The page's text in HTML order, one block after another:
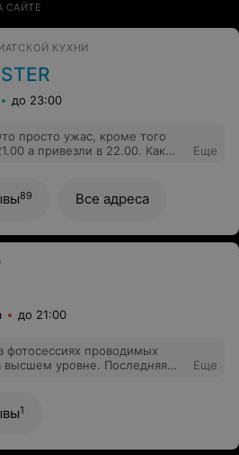
САЙТЕ
КУХНИ
до 23:00
просто ужас, кроме того
а привезли в 22.00. Как
Еще
89 Все адреса
до 21:00
фотосессиях проводимых
фотограф.
с качественной
Спасибо за работу.
Еще
1